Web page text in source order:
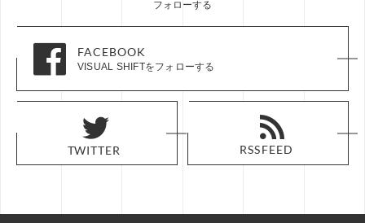
フォローする
FACEBOOK
VISUAL SHIFTをフォローする
FACEBOOK
VISUAL SHIFTをフォローする
TWITTER
TWITTER RSS FEED
RSS FEED